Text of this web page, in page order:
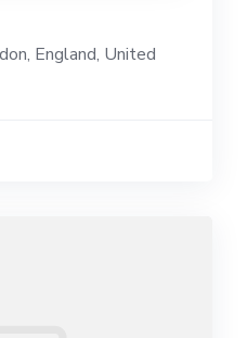
England, United